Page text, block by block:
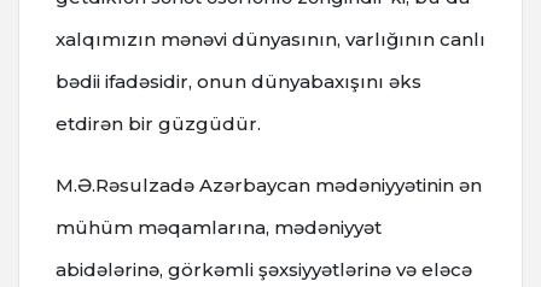
xalqımızın mənəvi dünyasının, varlığının canlı
bədii ifadəsidir, onun dünyabaxışını əks
etdirən bir güzgüdür.
M.Ə.Rəsulzadə Azərbaycan mədəniyyətinin ən
mühüm məqamlarına, mədəniyyət
abidələrinə, görkəmli şəxsiyyətlərinə və eləcə